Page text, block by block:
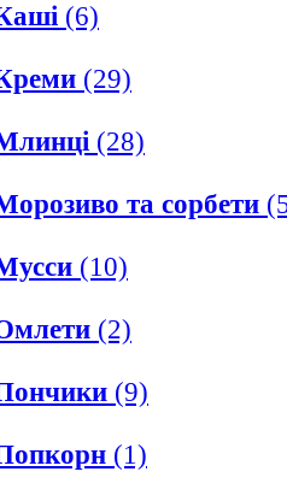
(6)
(29)
(28)
та сорбети
(10)
(2)
(9)
(1)